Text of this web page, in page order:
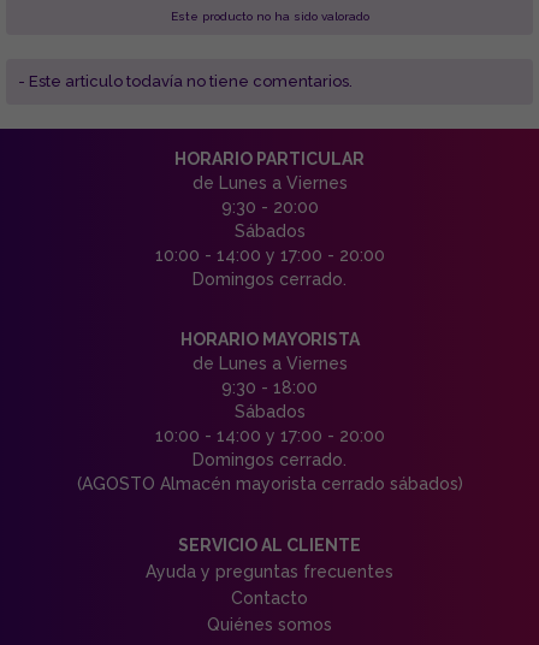
Este producto no ha sido valorado
- Este articulo todavía no tiene comentarios.
HORARIO PARTICULAR
de Lunes a Viernes
9:30 - 20:00
Sábados
10:00 - 14:00 y 17:00 - 20:00
Domingos cerrado.
HORARIO MAYORISTA
de Lunes a Viernes
9:30 - 18:00
Sábados
10:00 - 14:00 y 17:00 - 20:00
Domingos cerrado.
(AGOSTO Almacén mayorista cerrado sábados)
SERVICIO AL CLIENTE
Ayuda y preguntas frecuentes
Contacto
Quiénes somos